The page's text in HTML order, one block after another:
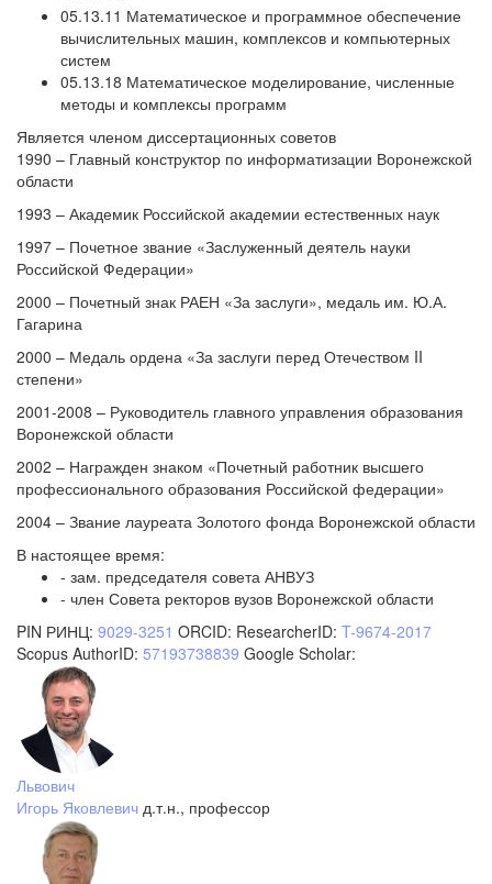
05.13.11 Математическое и программное обеспечение
вычислительных машин, комплексов и компьютерных
систем
05.13.18 Математическое моделирование, численные
методы и комплексы программ
Является членом диссертационных советов
1990 – Главный конструктор по информатизации Воронежской
области
1993 – Академик Российской академии естественных наук
1997 – Почетное звание «Заслуженный деятель науки
Российской Федерации»
2000 – Почетный знак РАЕН «За заслуги», медаль им. Ю.А.
Гагарина
2000 – Медаль ордена «За заслуги перед Отечеством II
степени»
2001-2008 – Руководитель главного управления образования
Воронежской области
2002 – Награжден знаком «Почетный работник высшего
профессионального образования Российской федерации»
2004 – Звание лауреата Золотого фонда Воронежской области
В настоящее время:
- зам. председателя совета АНВУЗ
- член Совета ректоров вузов Воронежской области
PIN РИНЦ: 9029-3251 ORCID: ResearcherID: T-9674-2017
Scopus AuthorID: 57193738839 Google Scholar:
Львович
Игорь Яковлевич д.т.н., профессор